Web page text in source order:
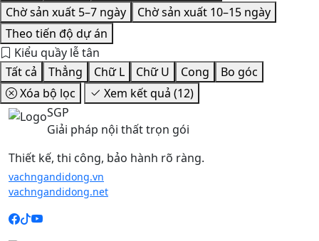
Chờ sản xuất 5–7 ngày
Chờ sản xuất 10–15 ngày
Theo tiến độ dự án
Kiểu quầy lễ tân
Tất cả
Thẳng Chữ L Chữ U Cong
Bo góc
Xóa bộ lọc
Xem kết quả (12)
SGP
Giải pháp nội thất trọn gói
Thiết kế, thi công, bảo hành rõ ràng.
vachngandidong.vn
vachngandidong.net